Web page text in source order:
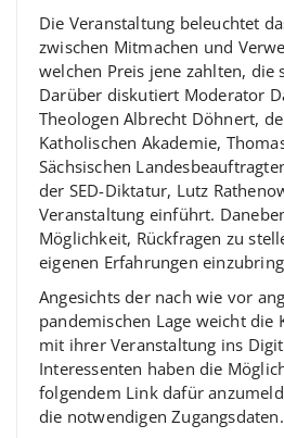
Die Veranstaltung beleuchtet
zwischen Mitmachen und
welchen Preis jene zahlten, die
Darüber diskutiert Moderator
Theologen Albrecht Döhnert,
Katholischen Akademie,
Sächsischen
der SED-Diktatur, Lutz
Veranstaltung einführt.
Möglichkeit, Rückfragen zu
eigenen Erfahrungen
Angesichts der nach wie vor
pandemischen Lage weicht die
mit ihrer Veranstaltung ins
Interessenten haben die
folgendem Link dafür
die notwendigen Zugangsdaten.